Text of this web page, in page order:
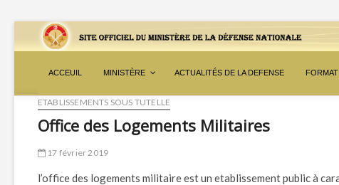
ACCEUIL MINISTÈRE ACTUALITÉS DE LA DEFENSE
ETABLISSEMENTS SOUS TUTELLE
Office des Logements Militaires
17 février 2019
l’office des logements militaire est un etablissement public à